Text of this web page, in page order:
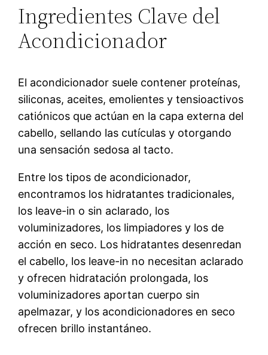
Ingredientes Clave del
Acondicionador
El acondicionador suele contener proteínas,
siliconas, aceites, emolientes y tensioactivos
catiónicos que actúan en la capa externa del
cabello, sellando las cutículas y otorgando
una sensación sedosa al tacto.
Entre los tipos de acondicionador,
encontramos los hidratantes tradicionales,
los leave-in o sin aclarado, los
voluminizadores, los limpiadores y los de
acción en seco. Los hidratantes desenredan
el cabello, los leave-in no necesitan aclarado
y ofrecen hidratación prolongada, los
voluminizadores aportan cuerpo sin
apelmazar, y los acondicionadores en seco
ofrecen brillo instantáneo.